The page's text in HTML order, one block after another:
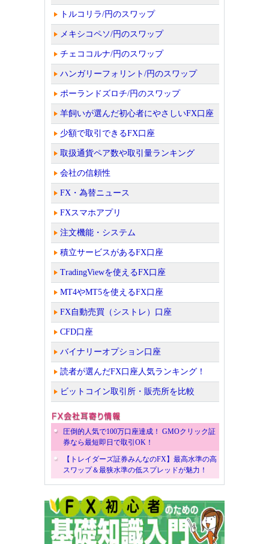
トルコリラ/円のスワップ
メキシコペソ/円のスワップ
チェココルナ/円のスワップ
ハンガリーフォリント/円のスワップ
ポーランドズロチ/円のスワップ
羊飼いが選んだ初心者にやさしいFX口座
少額で取引できるFX口座
取扱通貨ペア数や取引量ランキング
会社の信頼性
FX・為替ニュース
FXスマホアプリ
注文機能・システム
積立サービスがあるFX口座
TradingViewを使えるFX口座
MT4やMT5を使えるFX口座
FX自動売買（シストレ）口座
CFD口座
バイナリーオプション口座
読者が選んだFX口座人気ランキング！
ビットコイン取引所・販売所を比較
圧倒的人気で100万口座達成！ GMOクリック証
券なら最短即日で取引OK！
【トレイダーズ証券みんなのFX】最高水準の高
スワップ＆最狭水準の低スプレッドが魅力！